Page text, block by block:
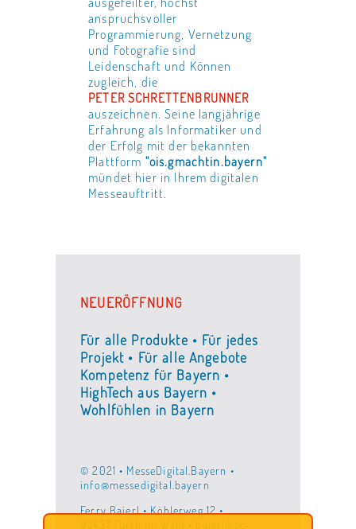
anspruchsvoller
Programmierung, Vernetzung
und Fotografie sind
Leidenschaft und Können
zugleich, die
PETER SCHRETTENBRUNNER
auszeichnen. Seine langjährige
Erfahrung als Informatiker und
der Erfolg mit der bekannten
Plattform "ois.gmachtin.bayern"
mündet hier in Ihrem digitalen
Messeauftritt.
NEUERÖFFNUNG
Für alle Produkte • Für jedes
Projekt • Für alle Angebote
Kompetenz für Bayern •
HighTech aus Bayern •
Wohlfühlen in Bayern
© 2021 • MesseDigital.Bayern •
info@messedigital.bayern
Ferry Baierl • Köhlerweg 12 •